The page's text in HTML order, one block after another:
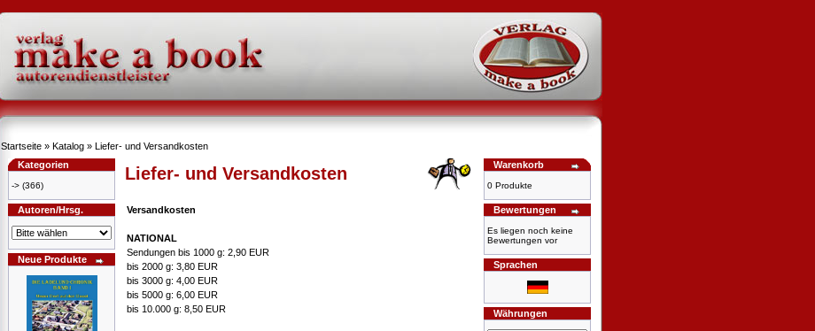
Startseite » Katalog » Liefer- und Versandkosten
Kategorien
-> (366)
Autoren/Hrsg.
Neue Produkte
Liefer- und Versandkosten
Versandkosten
NATIONAL
Sendungen bis 1000 g: 2,90 EUR
bis 2000 g: 3,80 EUR
bis 3000 g: 4,00 EUR
bis 5000 g: 6,00 EUR
bis 10.000 g: 8,50 EUR
Warenkorb
0 Produkte
Bewertungen
Es liegen noch keine
Bewertungen vor
Sprachen
Währungen